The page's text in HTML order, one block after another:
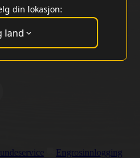
Engrosinnlogging
din lokasjon:
land